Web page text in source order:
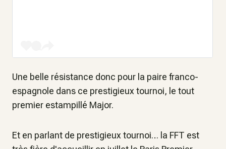
Une belle résistance donc pour la paire franco-
espagnole dans ce prestigieux tournoi, le tout
premier estampillé Major.
Et en parlant de prestigieux tournoi… la FFT est